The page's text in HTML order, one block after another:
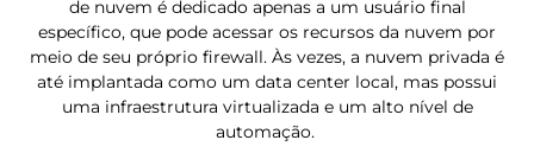
de nuvem é dedicado apenas a um usuário final
específico, que pode acessar os recursos da nuvem por
meio de seu próprio firewall. Às vezes, a nuvem privada é
até implantada como um data center local, mas possui
uma infraestrutura virtualizada e um alto nível de
automação.